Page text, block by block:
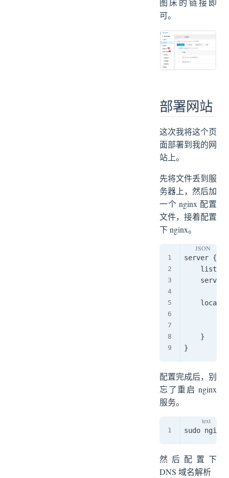
图床的链接即
可。
部署网站
这次我将这个页
面部署到我的网
站上。
先将文件丢到服
务器上，然后加
一个 nginx 配置
文件，接着配置
下 nginx。
server {
listen
    }
配置完成后，别
忘了重启 nginx
服务。
然后配置下
DNS 域名解析